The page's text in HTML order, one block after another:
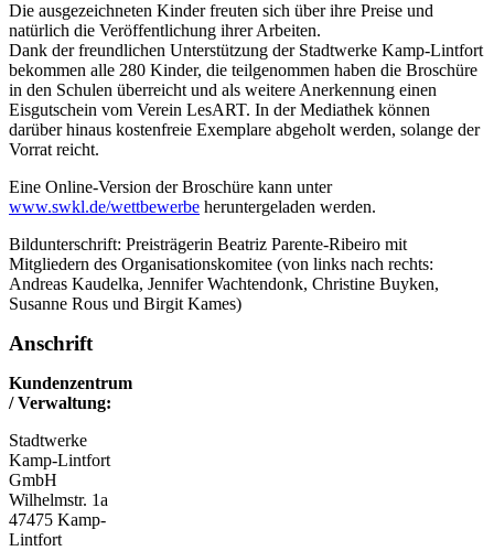
Die ausgezeichneten Kinder freuten sich über ihre Preise und
natürlich die Veröffentlichung ihrer Arbeiten.
Dank der freundlichen Unterstützung der Stadtwerke Kamp-Lintfort
bekommen alle 280 Kinder, die teilgenommen haben die Broschüre
in den Schulen überreicht und als weitere Anerkennung einen
Eisgutschein vom Verein LesART. In der Mediathek können
darüber hinaus kostenfreie Exemplare abgeholt werden, solange der
Vorrat reicht.
Eine Online-Version der Broschüre kann unter
www.swkl.de/wettbewerbe heruntergeladen werden.
Bildunterschrift: Preisträgerin Beatriz Parente-Ribeiro mit
Mitgliedern des Organisationskomitee (von links nach rechts:
Andreas Kaudelka, Jennifer Wachtendonk, Christine Buyken,
Susanne Rous und Birgit Kames)
Anschrift
Kundenzentrum
/ Verwaltung:
Stadtwerke
Kamp-Lintfort
GmbH
Wilhelmstr. 1a
47475 Kamp-
Lintfort